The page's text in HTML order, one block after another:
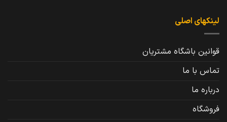
لینکهای اصلی
قوانین باشگاه مشتریان
تماس با ما
درباره ما
فروشگاه